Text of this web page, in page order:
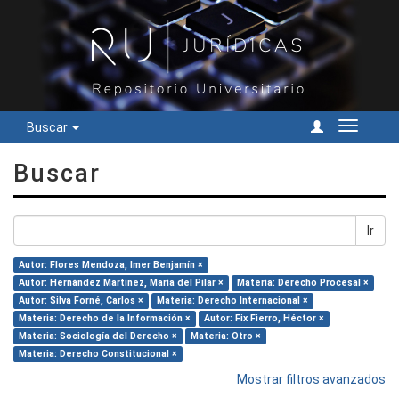
Buscar
Cambiar
Buscar
Ir
Autor: Flores Mendoza, Imer Benjamín ×
Autor: Hernández Martínez, María del Pilar ×
Materia: Derecho Procesal ×
Autor: Silva Forné, Carlos ×
Materia: Derecho Internacional ×
Materia: Derecho de la Información ×
Autor: Fix Fierro, Héctor ×
Materia: Sociología del Derecho ×
Materia: Otro ×
Materia: Derecho Constitucional ×
Mostrar filtros avanzados